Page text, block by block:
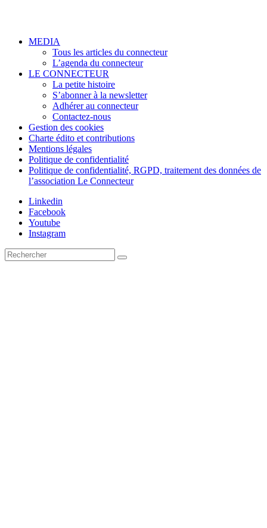
MEDIA
Tous les articles du connecteur
L’agenda du connecteur
LE CONNECTEUR
La petite histoire
S’abonner à la newsletter
Adhérer au connecteur
Contactez-nous
Gestion des cookies
Charte édito et contributions
Mentions légales
Politique de confidentialité
Politique de confidentialité, RGPD, traitement des données de
l’association Le Connecteur
Linkedin
Facebook
Youtube
Instagram